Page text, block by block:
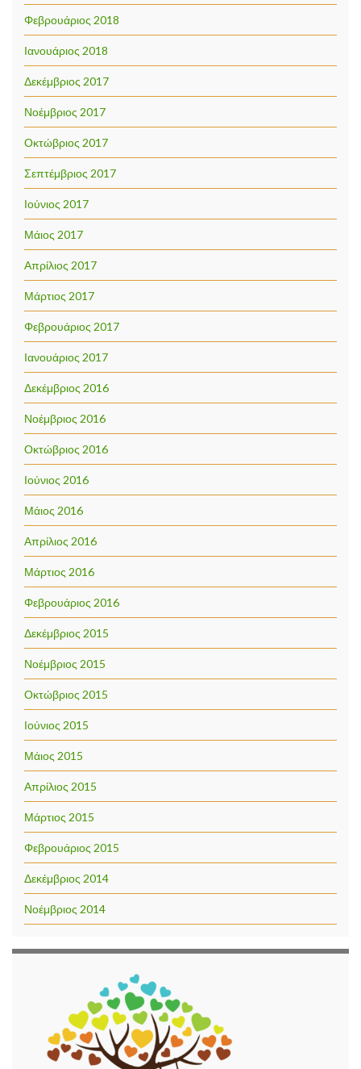
Φεβρουάριος 2018
Ιανουάριος 2018
Δεκέμβριος 2017
Νοέμβριος 2017
Οκτώβριος 2017
Σεπτέμβριος 2017
Ιούνιος 2017
Μάιος 2017
Απρίλιος 2017
Μάρτιος 2017
Φεβρουάριος 2017
Ιανουάριος 2017
Δεκέμβριος 2016
Νοέμβριος 2016
Οκτώβριος 2016
Ιούνιος 2016
Μάιος 2016
Απρίλιος 2016
Μάρτιος 2016
Φεβρουάριος 2016
Δεκέμβριος 2015
Νοέμβριος 2015
Οκτώβριος 2015
Ιούνιος 2015
Μάιος 2015
Απρίλιος 2015
Μάρτιος 2015
Φεβρουάριος 2015
Δεκέμβριος 2014
Νοέμβριος 2014